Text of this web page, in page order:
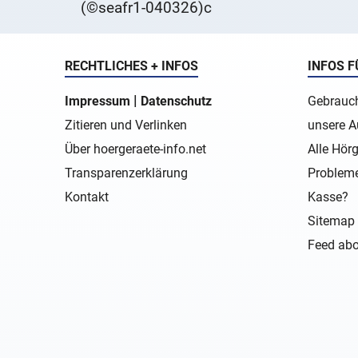
(©seafr1-040326)c
RECHTLICHES + INFOS
Impressum | Datenschutz
Zitieren und Verlinken
Über hoergeraete-info.net
Transparenzerklärung
Kontakt
INFOS
unsere
Alle
Kasse?
Sitemap
Feed